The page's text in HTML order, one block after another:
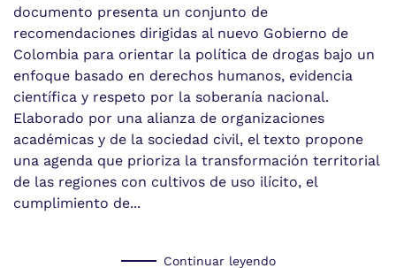
documento presenta un conjunto de
recomendaciones dirigidas al nuevo Gobierno de
Colombia para orientar la política de drogas bajo un
enfoque basado en derechos humanos, evidencia
científica y respeto por la soberanía nacional.
Elaborado por una alianza de organizaciones
académicas y de la sociedad civil, el texto propone
una agenda que prioriza la transformación territorial
de las regiones con cultivos de uso ilícito, el
cumplimiento de...
Continuar leyendo